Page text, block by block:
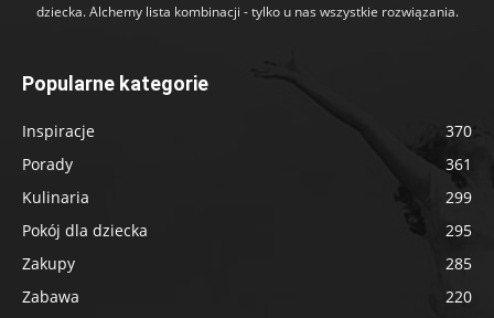
dziecka. Alchemy lista kombinacji - tylko u nas wszystkie rozwiązania.
Popularne kategorie
Inspiracje
370
Porady
361
Kulinaria
299
Pokój dla dziecka
295
Zakupy
285
Zabawa
220